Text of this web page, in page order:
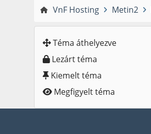
VnF Hosting Metin2
Téma áthelyezve
Lezárt téma
Kiemelt téma
Megfigyelt téma